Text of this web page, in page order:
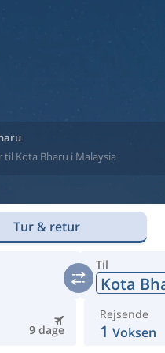
Kota Bharu i Malaysia
Tur & retur
Til
Kota
9 dage
Rejsende
1 Voksen